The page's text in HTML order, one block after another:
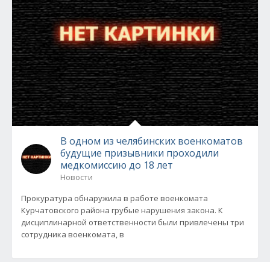
В одном из челябинских военкоматов
будущие призывники проходили
медкомиссию до 18 лет
Новости
Прокуратура обнаружила в работе военкомата
Курчатовского района грубые нарушения закона. К
дисциплинарной ответственности были привлечены три
сотрудника военкомата, в